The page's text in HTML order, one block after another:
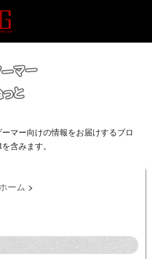
マー向けの情報をお届けするブロ
含みます。
ーム >